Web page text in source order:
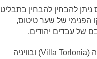
להבחין להבחין בתבליט
הפנימי של שער טיטוס,
של עבדים יהודים.
בווילה טורלוניה (Villa Torlonia) ובוויניה